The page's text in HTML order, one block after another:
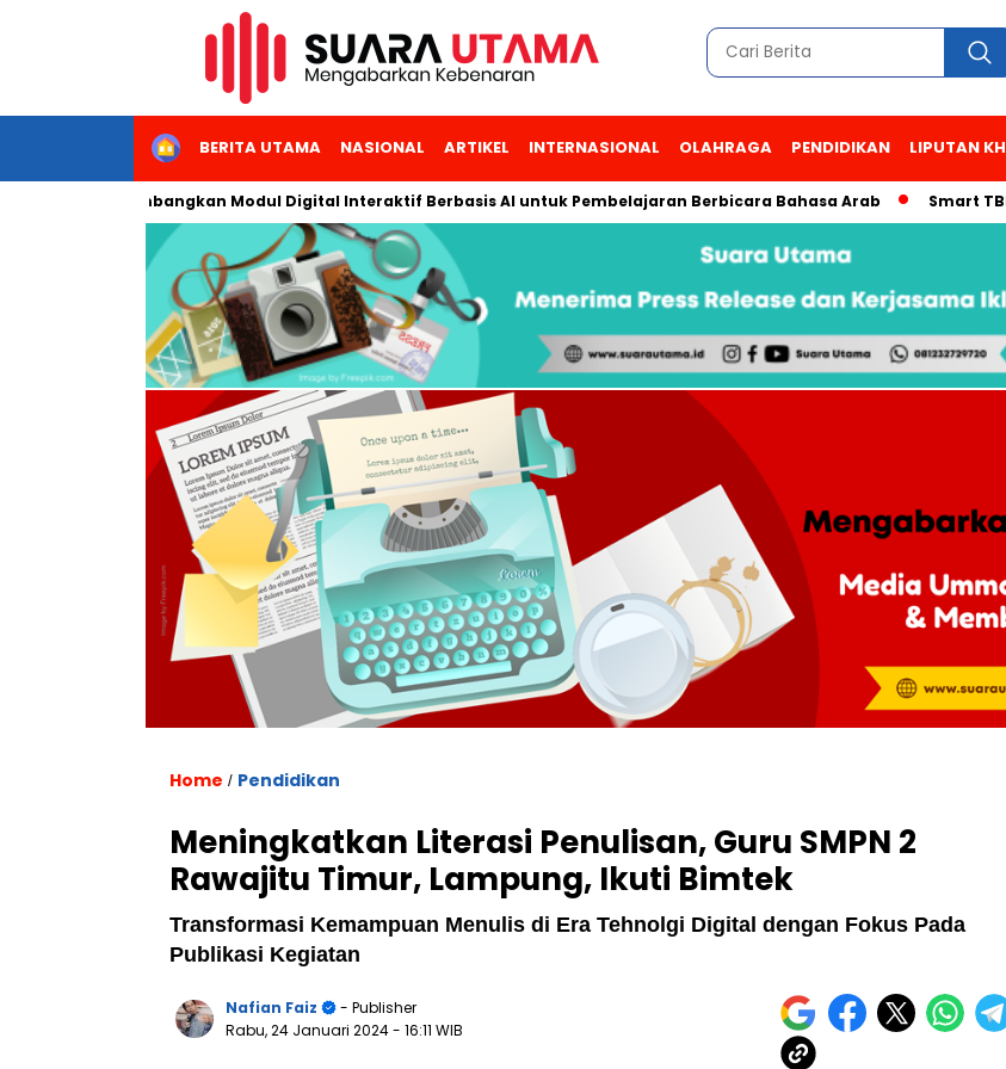
HOMEBERITA UTAMA NASIONAL ARTIKEL INTERNASIONAL OLAHRAGA PENDIDIKAN LIPUTAN
Kembangkan Modul Digital Interaktif Berbasis AI untuk Pembelajaran Berbicara Bahasa Arab Smart TBN
Home / Pendidikan
Meningkatkan Literasi Penulisan, Guru SMPN 2
Rawajitu Timur, Lampung, Ikuti Bimtek
Transformasi Kemampuan Menulis di Era Tehnolgi Digital dengan Fokus Pada
Publikasi Kegiatan
Nafian Faiz
- Publisher
Rabu, 24 Januari 2024- 16:11 WIB